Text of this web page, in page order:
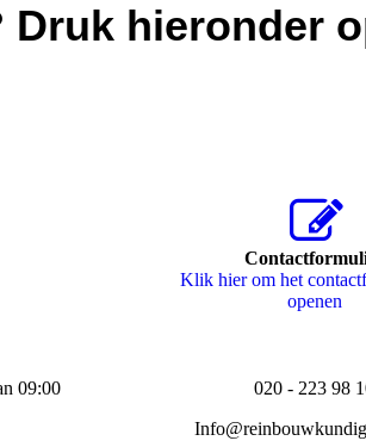
Druk hieronder
09:00
Klik hier om het
openen
020 - 223 98